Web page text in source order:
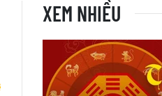
XEM NHIỀU